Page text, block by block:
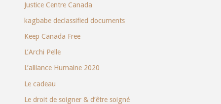
Justice Centre Canada
kagbabe declassified documents
Keep Canada Free
L’Archi Pelle
L’alliance Humaine 2020
Le cadeau
Le droit de soigner & d’être soigné